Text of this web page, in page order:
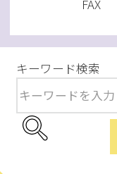
FAX
キーワード検索